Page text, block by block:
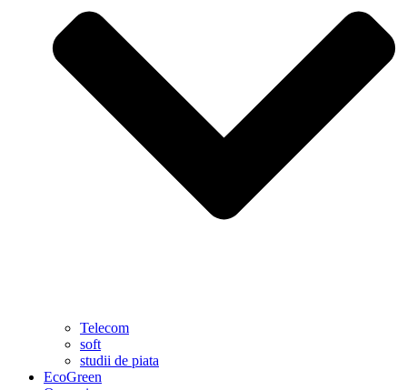
Telecom
soft
studii de piata
EcoGreen